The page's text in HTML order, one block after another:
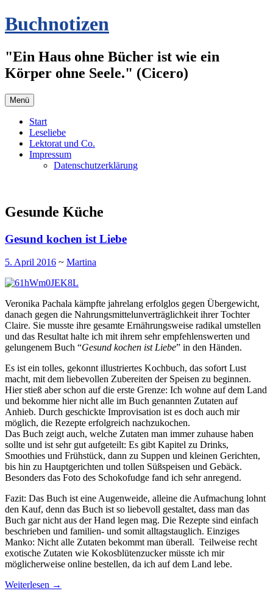
Zum
Inhalt
Buchnotizen
"Ein Haus ohne Bücher ist wie ein
Körper ohne Seele." (Cicero)
Menü
Start
Leseliebe
Lektorat und Co.
Impressum
Datenschutzerklärung
Gesunde Küche
Gesund kochen ist Liebe
5. April 2016 ~ Martina
Veronika Pachala kämpfte jahrelang erfolglos gegen Übergewicht,
danach gegen die Nahrungsmittelunverträglichkeit ihrer Tochter
Claire. Sie musste ihre gesamte Ernährungsweise radikal umstellen
und das Resultat halte ich mit ihrem sehr empfehlenswerten und
gelungenem Buch “Gesund kochen ist Liebe” in den Händen.
Es ist ein tolles, gekonnt illustriertes Kochbuch, das sofort Lust
macht, mit dem liebevollen Zubereiten der Speisen zu beginnen.
Hier stieß aber schon auf die erste Grenze: Ich wohne auf dem Land
und bekomme hier nicht alle im Buch genannten Zutaten auf
Anhieb. Durch geschickte Improvisation ist es doch auch mir
möglich, die Rezepte erfolgreich nachzukochen.
Das Buch zeigt auch, welche Zutaten man immer zuhause haben
sollte und ist sehr gut aufgeteilt: Es gibt Kapitel zu Drinks,
Smoothies und Frühstück, dann zu Suppen und kleinen Gerichten,
bis hin zu Hauptgerichten und tollen Süßspeisen und Gebäck.
Besonders das Foto des Schokofudge fand ich sehr anregend.
Fazit: Das Buch ist eine Augenweide, alleine die Aufmachung lohnt
den Kauf, denn das Buch ist so liebevoll gestaltet, dass man das
Buch gar nicht aus der Hand legen mag. Die Rezepte sind einfach
beschrieben und familien- und somit alltagstauglich. Einziges
Manko: Nicht alle Zutaten bekommt man überall. Teilweise recht
exotische Zutaten wie Kokosblütenzucker müsste ich mir
möglicherweise online bestellen, da ich auf dem Land lebe.
Weiterlesen →